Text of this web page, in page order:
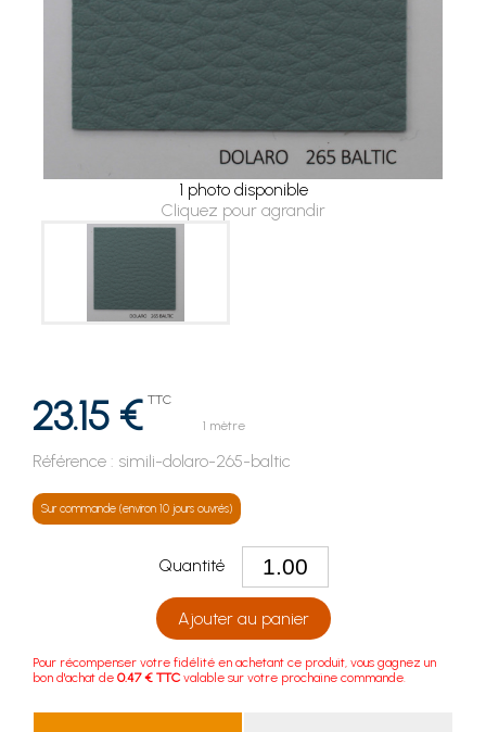
1 photo disponible
Cliquez pour agrandir
23.15 € TTC
1 mètre
Référence : simili-dolaro-265-baltic
Sur commande (environ 10 jours ouvrés)
Quantité
Ajouter au panier
Pour récompenser votre fidélité en achetant ce produit, vous gagnez un
bon d'achat de 0.47 € TTC valable sur votre prochaine commande.